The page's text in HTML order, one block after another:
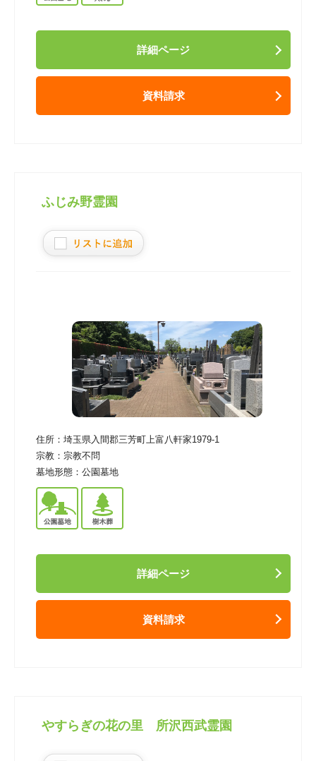
詳細ページ
資料請求
ふじみ野霊園
住所： 埼玉県入間郡三芳町上富八軒家1979-1
宗教： 宗教不問
墓地形態： 公園墓地
詳細ページ
資料請求
やすらぎの花の里 所沢西武霊園